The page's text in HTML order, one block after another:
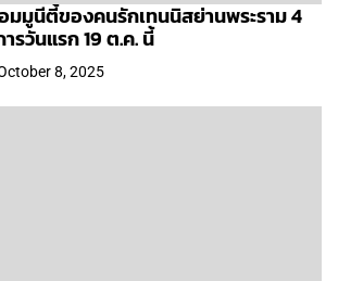
มูนีตี้ของคนรักเทนนิสย่านพระราม 4
รวันแรก 19 ต.ค. นี้
8, 2025